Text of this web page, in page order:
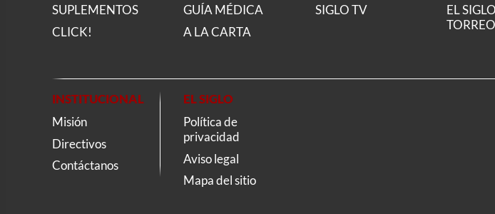
SUPLEMENTOS
CLICK!
GUÍA MÉDICA
A LA CARTA
SIGLO TV
EL
INSTITUCIONAL
Misión
Directivos
Contáctanos
EL SIGLO
Política de
privacidad
Aviso legal
Mapa del sitio